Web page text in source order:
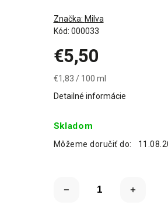
Kód: 000033
Značka: Milva
€5,50
€1,83 / 100 ml
Skladom
Môžeme doručiť do:
Detailné informácie